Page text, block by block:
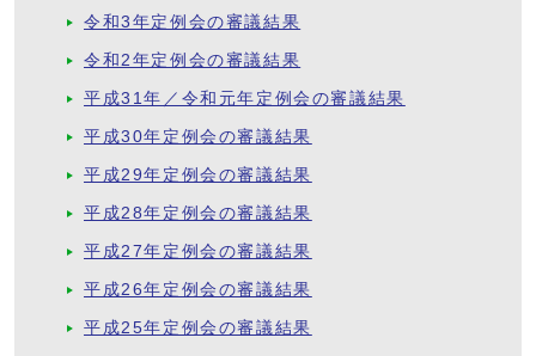
令和3年定例会の審議結果
令和2年定例会の審議結果
平成31年／令和元年定例会の審議結果
平成30年定例会の審議結果
平成29年定例会の審議結果
平成28年定例会の審議結果
平成27年定例会の審議結果
平成26年定例会の審議結果
平成25年定例会の審議結果